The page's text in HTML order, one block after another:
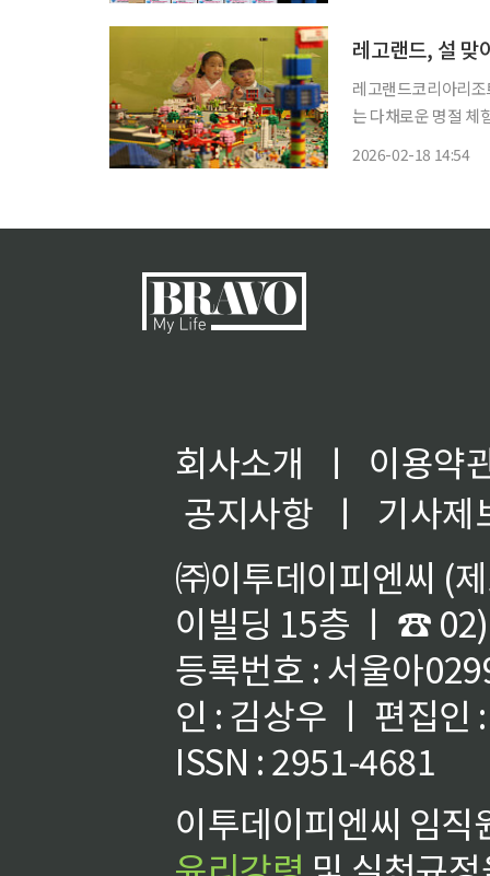
레고랜드, 설 맞
레고랜드코리아리
는 다채로운 명절 체험 행사를
2026-02-18 14:54
회사소개 ㅣ
이용약
공지사항
ㅣ
기사제
㈜이투데이피엔씨 (
이빌딩 15층 ㅣ ☎
등록번호 : 서울아
인 : 김상우 ㅣ 편집인
ISSN : 2951-4681
이투데이피엔씨 임